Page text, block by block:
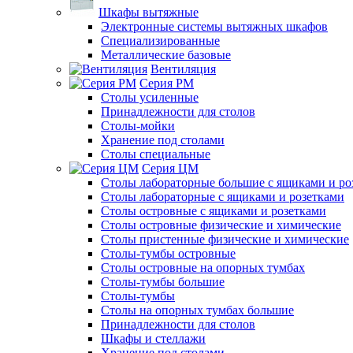
Шкафы вытяжные
Электронные системы вытяжных шкафов
Специализированные
Металлические базовые
Вентиляция
Серия РМ
Столы усиленные
Принадлежности для столов
Столы-мойки
Хранение под столами
Столы специальные
Серия ЦМ
Столы лабораторные большие с ящиками и
Столы лабораторные с ящиками и розетками
Столы островные с ящиками и розетками
Столы островные физические и химические
Столы пристенные физические и химические
Столы-тумбы островные
Столы островные на опорных тумбах
Столы-тумбы большие
Столы-тумбы
Столы на опорных тумбах большие
Принадлежности для столов
Шкафы и стеллажи